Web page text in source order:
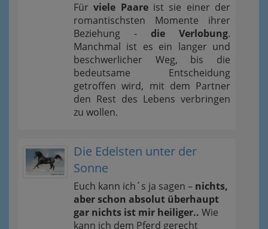
Fürviele Paareist sie einer der
romantischsten Momente ihrer
Beziehung - die Verlobung.
Manchmal ist es ein langer und
beschwerlicher Weg, bis die
bedeutsame Entscheidung
getroffen wird, mit dem Partner
den Rest des Lebens verbringen
zu wollen.
Die Edelsten unter der
Sonne
Euch kann ich´s ja sagen – nichts,
aber schon absolut überhaupt
gar nichts ist mir heiliger.. Wie
kann ich dem Pferd gerecht